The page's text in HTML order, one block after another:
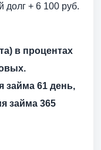
долг + 6 100 руб.
в процентах
займа 61 день,
займа 365